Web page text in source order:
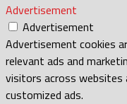
Advertisement
Advertisement
Advertisement cookies
relevant ads and
visitors across
customized ads.